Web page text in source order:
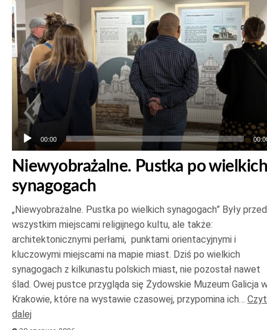
00:00
Niewyobrażalne. Pustka po wielkich
synagogach
„Niewyobrażalne. Pustka po wielkich synagogach” Były
wszystkim miejscami religijnego kultu, ale także:
architektonicznymi perłami, punktami orientacyjnymi i
kluczowymi miejscami na mapie miast. Dziś po wielkich
synagogach z kilkunastu polskich miast, nie pozostał nawet
ślad. Owej pustce przygląda się Żydowskie Muzeum Galicja
Krakowie, które na wystawie czasowej, przypomina ich…
dalej